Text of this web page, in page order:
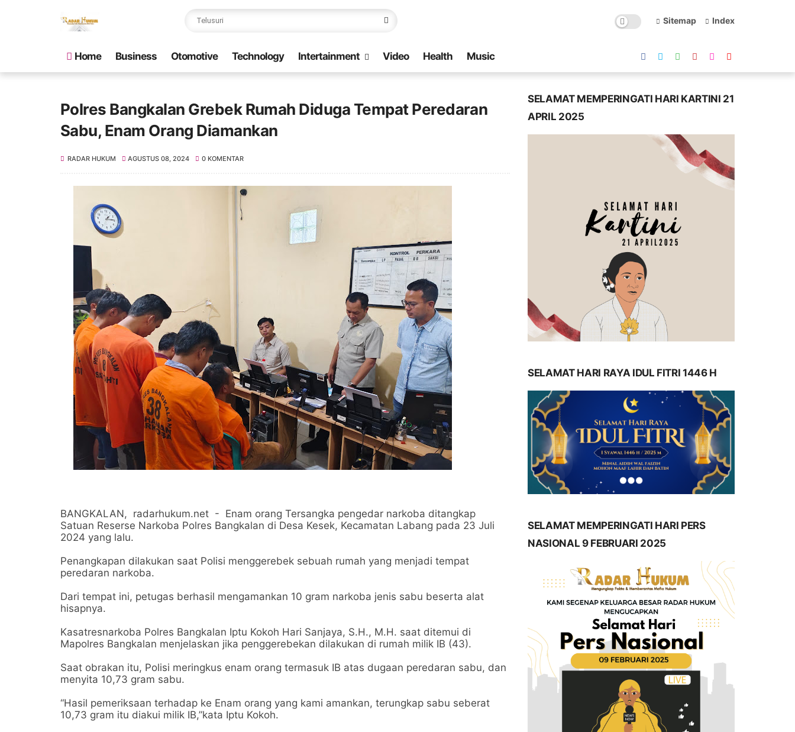
Sitemap Index
Home Business Otomotive Technology Intertainment Video Health Music
Polres Bangkalan Grebek Rumah Diduga Tempat Peredaran
Sabu, Enam Orang Diamankan
RADAR HUKUM AGUSTUS 08, 2024 0 KOMENTAR
BANGKALAN, radarhukum.net - Enam orang Tersangka pengedar narkoba ditangkap
Satuan Reserse Narkoba Polres Bangkalan di Desa Kesek, Kecamatan Labang pada 23 Juli
2024 yang lalu.
Penangkapan dilakukan saat Polisi menggerebek sebuah rumah yang menjadi tempat
peredaran narkoba.
Dari tempat ini, petugas berhasil mengamankan 10 gram narkoba jenis sabu beserta alat
hisapnya.
Kasatresnarkoba Polres Bangkalan Iptu Kokoh Hari Sanjaya, S.H., M.H. saat ditemui di
Mapolres Bangkalan menjelaskan jika penggerebekan dilakukan di rumah milik IB (43).
Saat obrakan itu, Polisi meringkus enam orang termasuk IB atas dugaan peredaran sabu, dan
menyita 10,73 gram sabu.
“Hasil pemeriksaan terhadap ke Enam orang yang kami amankan, terungkap sabu seberat
10,73 gram itu diakui milik IB,”kata Iptu Kokoh.
SELAMAT MEMPERINGATI HARI KARTINI 21
APRIL 2025
SELAMAT HARI RAYA IDUL FITRI 1446 H
SELAMAT MEMPERINGATI HARI PERS
NASIONAL 9 FEBRUARI 2025